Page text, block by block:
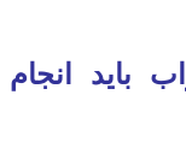
باید انجام